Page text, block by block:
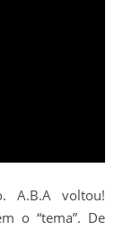
A.B.A voltou!
o “tema”. De